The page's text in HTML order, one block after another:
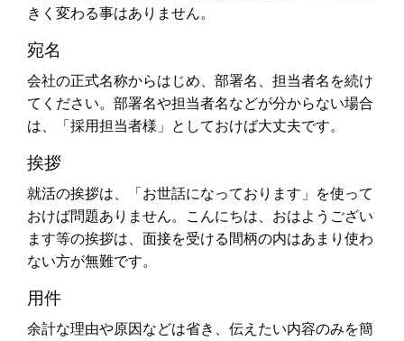
きく変わる事はありません。
宛名
会社の正式名称からはじめ、部署名、担当者名を続け
てください。部署名や担当者名などが分からない場合
は、「採用担当者様」としておけば大丈夫です。
挨拶
就活の挨拶は、「お世話になっております」を使って
おけば問題ありません。こんにちは、おはようござい
ます等の挨拶は、面接を受ける間柄の内はあまり使わ
ない方が無難です。
用件
余計な理由や原因などは省き、伝えたい内容のみを簡